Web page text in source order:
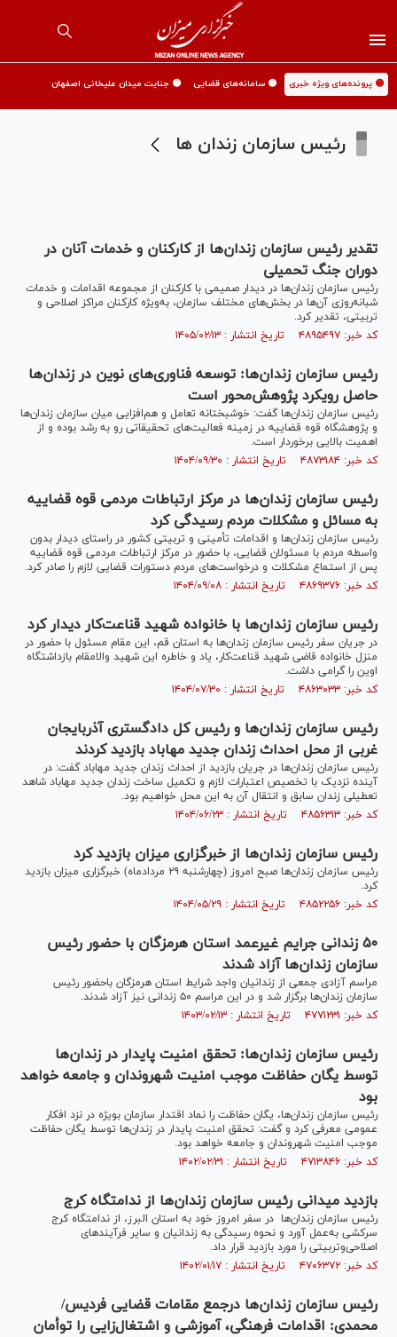
🟡 پرونده‌های ویژه خبری 🟡 سامانه‌های قضایی 🟡 جنایت میدان علیخانی اصفهان
رئیس سازمان زندان ها
تقدیر رئیس سازمان زندان‌ها از کارکنان و خدمات آنان در
دوران جنگ تحمیلی
رئیس سازمان زندان‌ها در دیدار صمیمی با کارکنان از مجموعه اقدامات و خدمات
شبانه‌روزی آن‌ها در بخش‌های مختلف سازمان، به‌ویژه کارکنان مراکز اصلاحی و
تربیتی، تقدیر کرد.
کد خبر: ۴۸۹۵۴۹۷ تاریخ انتشار : ۱۴۰۵/۰۲/۱۳
رئیس سازمان زندان‌ها: توسعه فناوری‌های نوین در زندان‌ها
حاصل رویکرد پژوهش‌محور است
رئیس سازمان زندان‌ها گفت: خوشبختانه تعامل و هم‌افزایی میان سازمان زندان‌ها
و پژوهشگاه قوه قضاییه در زمینه فعالیت‌های تحقیقاتی رو به رشد بوده و از
اهمیت بالایی برخوردار است.
کد خبر: ۴۸۷۳۱۸۴ تاریخ انتشار : ۱۴۰۴/۰۹/۳۰
رئیس سازمان زندان‌ها در مرکز ارتباطات مردمی قوه قضاییه
به مسائل و مشکلات مردم رسیدگی کرد
رئیس سازمان زندان‌ها و اقدامات تأمینی و تربیتی کشور در راستای دیدار بدون
واسطه مردم با مسئولان قضایی، با حضور در مرکز ارتباطات مردمی قوه قضاییه
پس از استماع مشکلات و درخواست‌های مردم دستورات قضایی لازم را صادر کرد.
کد خبر: ۴۸۶۹۳۷۶ تاریخ انتشار : ۱۴۰۴/۰۹/۰۸
رئیس سازمان زندان‌ها با خانواده شهید قناعت‌کار دیدار کرد
در جریان سفر رئیس سازمان زندان‌ها به استان قم، این مقام مسئول با حضور در
منزل خانواده قاضی شهید قناعت‌کار، یاد و خاطره این شهید والامقام بازداشتگاه
اوین را گرامی داشت.
کد خبر: ۴۸۶۳۰۳۳ تاریخ انتشار : ۱۴۰۴/۰۷/۳۰
رئیس سازمان زندان‌ها و رئیس کل دادگستری آذربایجان
غربی از محل احداث زندان جدید مهاباد بازدید کردند
رئیس سازمان زندان‌ها در جریان بازدید از احداث زندان جدید مهاباد گفت: در
آینده نزدیک با تخصیص اعتبارات لازم و تکمیل ساخت زندان جدید مهاباد شاهد
تعطیلی زندان سابق و انتقال آن به این محل خواهیم بود.
کد خبر: ۴۸۵۶۳۱۳ تاریخ انتشار : ۱۴۰۴/۰۶/۲۳
رئیس سازمان زندان‌ها از خبرگزاری میزان بازدید کرد
رئیس سازمان زندان‌ها صبح امروز (چهارشنبه ۲۹ مردادماه) خبرگزاری میزان بازدید
کرد.
کد خبر: ۴۸۵۲۲۵۶ تاریخ انتشار : ۱۴۰۴/۰۵/۲۹
۵۰ زندانی جرایم غیرعمد استان هرمزگان با حضور رئیس
سازمان زندان‌ها آزاد شدند
مراسم آزادی جمعی از زندانیان واجد شرایط استان هرمزگان باحضور رئیس
سازمان زندان‌ها برگزار شد و در این مراسم ۵۰ زندانی نیز آزاد شدند.
کد خبر: ۴۷۷۱۲۳۱ تاریخ انتشار : ۱۴۰۳/۰۲/۱۳
رئیس سازمان زندان‌ها: تحقق امنیت پایدار در زندان‌ها
توسط یگان حفاظت موجب امنیت شهروندان و جامعه خواهد
بود
رئیس سازمان زندان‌ها، یگان حفاظت را نماد اقتدار سازمان بویژه در نزد افکار
عمومی معرفی کرد و گفت: تحقق امنیت پایدار در زندان‌ها توسط یگان حفاظت
موجب امنیت شهروندان و جامعه خواهد بود.
کد خبر: ۴۷۱۳۸۴۶ تاریخ انتشار : ۱۴۰۲/۰۲/۳۱
بازدید میدانی رئیس سازمان زندان‌ها از ندامتگاه کرج
رئیس سازمان زندان‌ها در سفر امروز خود به استان البرز، از ندامتگاه کرج
سرکشی به‌عمل آورد و نحوه رسیدگی به زندانیان و سایر فرآیند‌های
اصلاحی‌وتربیتی را مورد بازدید قرار داد.
کد خبر: ۴۷۰۶۳۷۲ تاریخ انتشار : ۱۴۰۲/۰۱/۱۷
رئیس سازمان زندان‌ها درجمع مقامات قضایی فردیس/
محمدی: اقدامات فرهنگی، آموزشی و اشتغال‌زایی را توأمان